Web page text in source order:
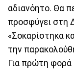
αδιανόητο. Θα
προσφύγει στη
«Σοκαρίστηκα
την
Για πρώτη φορά